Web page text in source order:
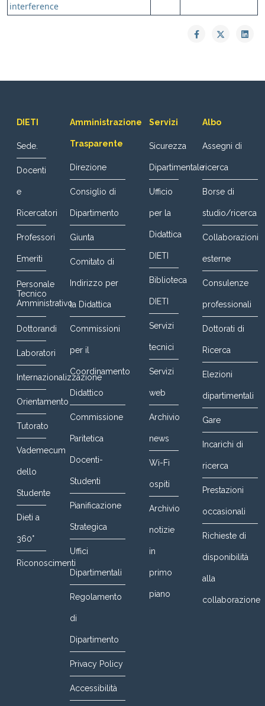
interference
DIETI
Sede.
Docenti
e
Ricercatori
Professori
Emeriti
Personale
Tecnico
Amministrativo
Dottorandi
Laboratori
Internazionalizzazione
Orientamento
Tutorato
Vademecum
dello
Studente
Dieti a
360°
Riconoscimenti
Amministrazione
Trasparente
Direzione
Consiglio di
Dipartimento
Giunta
Comitato di
Indirizzo per
la Didattica
Commissioni
per il
Coordinamento
Didattico
Commissione
Paritetica
Docenti-
Studenti
Pianificazione
Strategica
Uffici
Dipartimentali
Regolamento
di
Dipartimento
Privacy Policy
Accessibilità
Servizi
Sicurezza
Dipartimentale
Ufficio
per la
Didattica
DIETI
Biblioteca
DIETI
Servizi
tecnici
Servizi
web
Archivio
news
Wi-Fi
ospiti
Archivio
notizie
in
primo
piano
Albo
Assegni di
ricerca
Borse di
studio/ricerca
Collaborazioni
esterne
Consulenze
professionali
Dottorati di
Ricerca
Elezioni
dipartimentali
Gare
Incarichi di
ricerca
Prestazioni
occasionali
Richieste di
disponibilità
alla
collaborazione